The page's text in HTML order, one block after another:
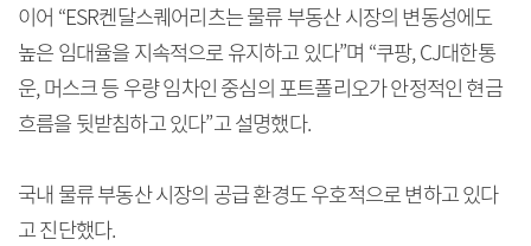
이어 “ESR켄달스퀘어리츠는 물류 부동산 시장의 변동성에도
높은 임대율을 지속적으로 유지하고 있다”며 “쿠팡, CJ대한통
운, 머스크 등 우량 임차인 중심의 포트폴리오가 안정적인 현금
흐름을 뒷받침하고 있다”고 설명했다.
국내 물류 부동산 시장의 공급 환경도 우호적으로 변하고 있다
고 진단했다.